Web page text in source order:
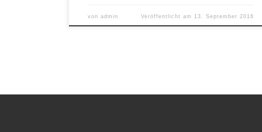
vonadmin Veröffentlicht am 13. September 2016